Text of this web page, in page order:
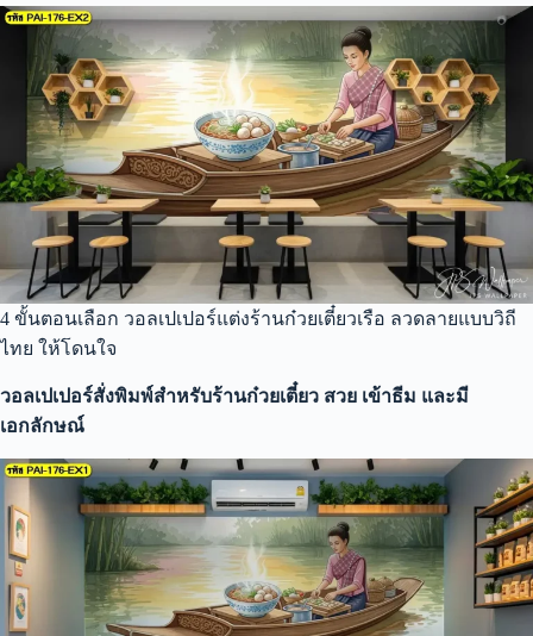
4 ขั้นตอนเลือก วอลเปเปอร์แต่งร้านก๋วยเตี๋ยวเรือ ลวดลายแบบวิถี
ไทย ให้โดนใจ
วอลเปเปอร์สั่งพิมพ์สำหรับร้านก๋วยเตี๋ยว สวย เข้าธีม และมี
เอกลักษณ์